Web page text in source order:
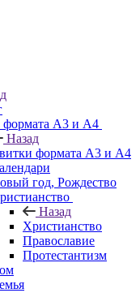
формата А3 и А4
Назад
формата А3 и А4
год, Рождество
Назад
Христианство
Православие
Протестантизм